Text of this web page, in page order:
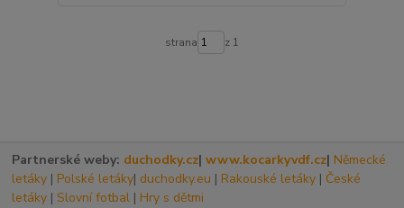
strana z 1
Partnerské weby: duchodky.cz|www.kocarkyvdf.cz| Německé
letáky | Polské letáky| duchodky.eu | Rakouské letáky | České
letáky | Slovní fotbal | Hry s dětmi